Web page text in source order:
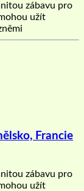
zábavu pro
užít
Francie
zábavu pro
užít